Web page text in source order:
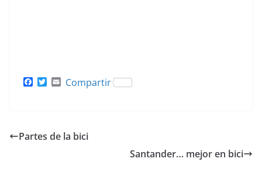
o
T
r
Compartir
Partes de la bici
Santander… mejor en bici